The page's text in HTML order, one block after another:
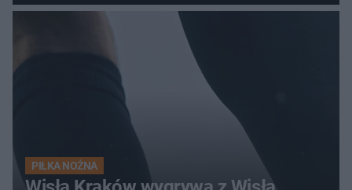
pełnym stadionie
PIŁKA NOŻNA